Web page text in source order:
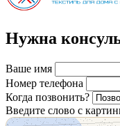
Нужна
Ваше имя
Номер телефона
Когда позвонить?
Введите слово с